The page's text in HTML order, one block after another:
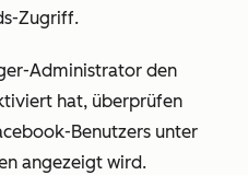
Zugriff.
Administrator den
hat, überprüfen
Benutzers unter
angezeigt wird.